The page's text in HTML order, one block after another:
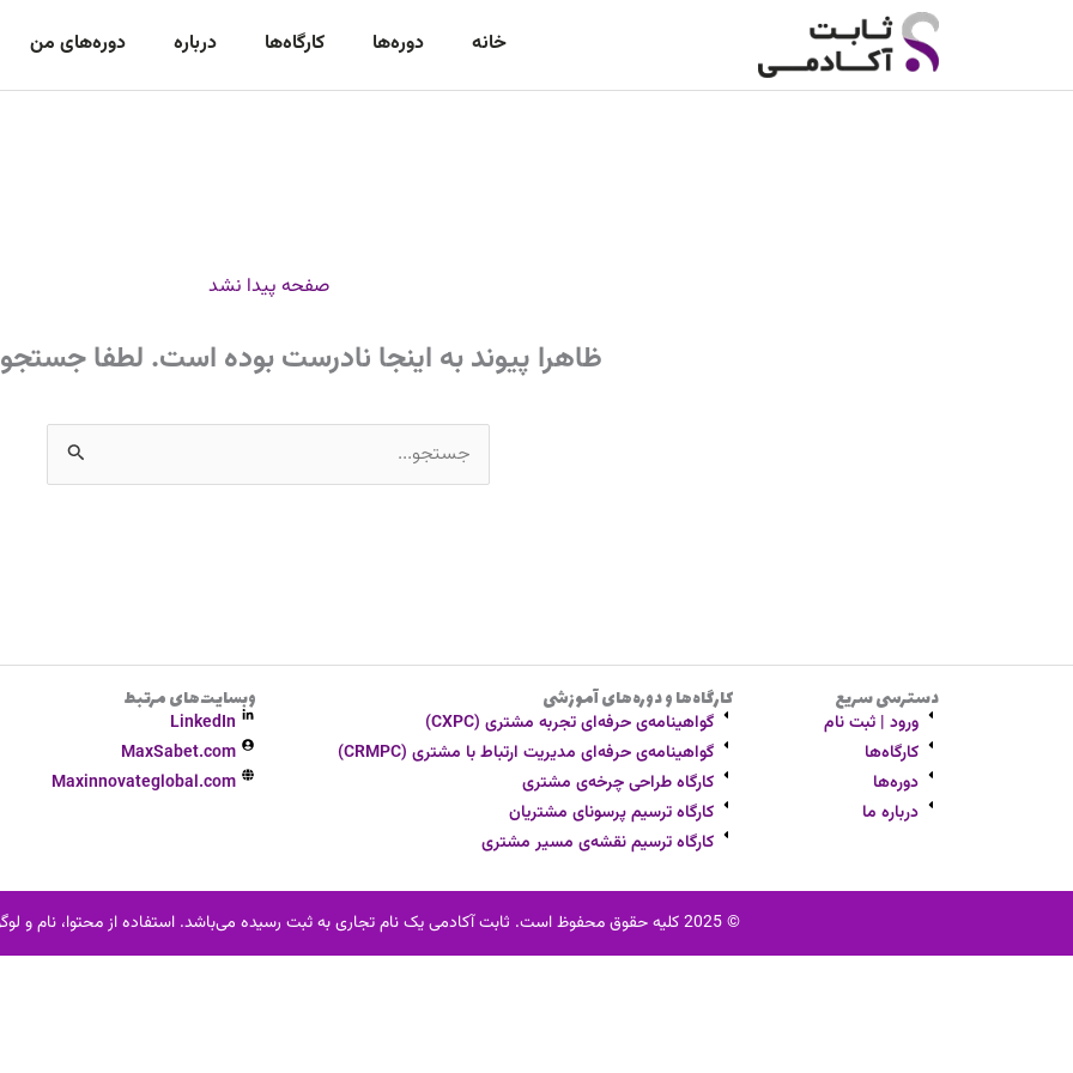
محتوا
خانه دوره‌‌ها کارگاه‌ها درباره دوره‌های من
صفحه پیدا نشد
ظاهرا پیوند به اینجا نادرست بوده است. لطفا
جستجو
برای:
دسترسی سریع
ورود | ثبت نام
کارگاه‌ها
دوره‌ها
درباره ما
کارگاه‌ها و دوره‌های آموزشی
گواهینامه‌ی حرفه‌ای تجربه مشتری (CXPC)
گواهینامه‌ی حرفه‌ای مدیریت ارتباط با مشتری (CRMPC)
کارگاه طراحی چرخه‌ی مشتری
کارگاه ترسیم پرسونای مشتریان
کارگاه ترسیم نقشه‌ی مسیر مشتری
وبسایت‌های مرتبط
LinkedIn
MaxSabet.com
Maxinnovateglobal.com
© 2025 کلیه حقوق محفوظ است. ثابت آکادمی یک نام تجاری به ثبت رسیده می‌باشد. استفاده از محتوا، نام و لوگو بدون اجازه کتبی ممنوع است.